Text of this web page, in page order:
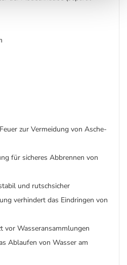
zur Vermeidung von Asche-
für sicheres Abbrennen von
und rutschsicher
verhindert das Eindringen von
vor Wasseransammlungen
Ablaufen von Wasser am